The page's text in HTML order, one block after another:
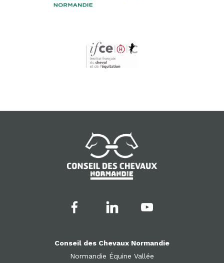
Conseil des Chevaux Normandie
Normandie Équine Vallée